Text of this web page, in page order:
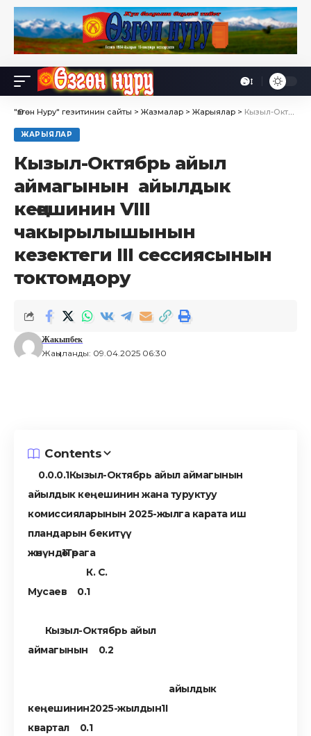
Font
Resizer
Өө
"Өзгөн Нуру" гезитинин сайты > Жазмалар > Жарыялар > Кызыл-Октябрь айыл аймагынын айылдык кеңешинин VIII чакырылышынын кезектеги III сессиясынын токтомдору
ЖАРЫЯЛАР
Кызыл-Октябрь айыл
аймагынын айылдык
кеңешинин VIII
чакырылышынын
кезектеги III сессиясынын
токтомдору
Жаңыланды: 09.04.2025 06:30
Жакыпбек
Contents
Кызыл-Октябрь айыл аймагынын
айылдык кеңешинин жана туруктуу
комиссияларынын 2025-жылга карата иш
пландарын бекитүү
жөнүндө Төрага
К. С.
Мусаев
Кызыл-Октябрь айыл
аймагынын
айылдык
кеңешинин2025-жылдын I
квартал